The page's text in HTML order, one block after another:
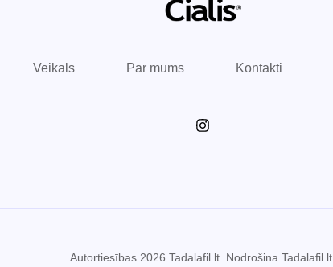
Veikals Par mums Kontakti
Autortiesības 2026 Tadalafil.lt. Nodrošina Tadalafil.lt.